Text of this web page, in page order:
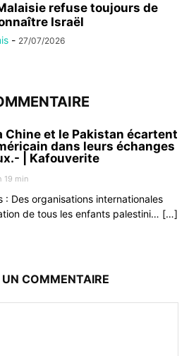
refuse toujours de
Israël
- 27/07/2026
Chine et le Pakistan écartent
dans leurs échanges
| Kafouverite
19 min
Des organisations internationales
de tous les enfants palestini… […]
UN COMMENTAIRE